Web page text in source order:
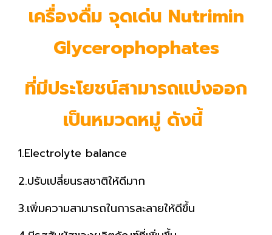
เครื่องดื่ม จุดเด่น Nutrimin
Glycerophophates
ที่มีประโยชน์สามารถแบ่งออก
เป็นหมวดหมู่ ดังนี้
1.Electrolyte balance
2.ปรับเปลี่ยนรสชาติให้ดีมาก
3.เพิ่มความสามารถในการละลายให้ดีขึ้น